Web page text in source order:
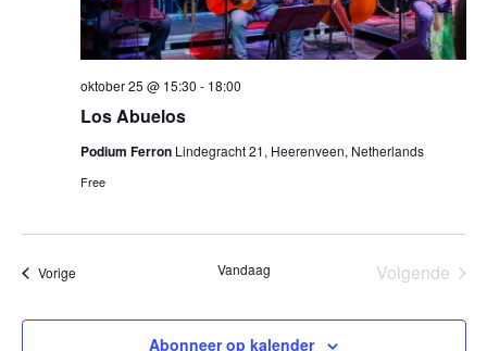
Los Abuelos
oktober 25 @ 15:30 - 18:00
Podium Ferron Lindegracht 21, Heerenveen, Netherlands
Free
VorigeEvenementen Vandaag
Volgende
Abonneer op kalender